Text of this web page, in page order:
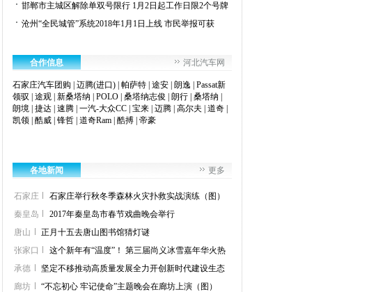
邯郸市主城区解除单双号限行 1月2日起工作日限2个号牌
沧州“全民城管”系统2018年1月1日上线 市民举报可获
合作信息 河北汽车网
石家庄汽车团购 迈腾(进口) 帕萨特 途安 朗逸
Passat新
领驭
途观 新桑塔纳 POLO 桑塔纳志俊 朗行 桑塔纳
朗境 捷达 速腾 一汽-大众CC 宝来 迈腾 高尔夫 道奇
凯领 酷威 锋哲 道奇Ram 酷搏 帝豪
各地新闻 更多
石家庄
石家庄举行秋冬季森林火灾扑救实战演练（图）
秦皇岛
2017年秦皇岛市春节戏曲晚会举行
唐山
正月十五去唐山图书馆猜灯谜
张家口
这个新年有“温度”！ 第三届尚义冰雪嘉年华火热
承德
坚定不移推动高质量发展全力开创新时代建设生态
廊坊
“不忘初心 牢记使命”主题晚会在廊坊上演（图）